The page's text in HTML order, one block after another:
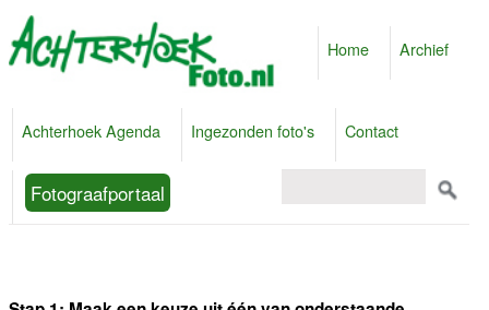
Home Archief
Achterhoek Agenda Ingezonden foto's Contact
Fotograafportaal